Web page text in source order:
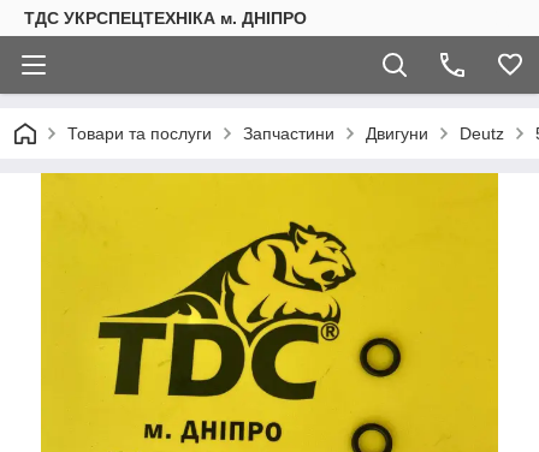
ТДС УКРСПЕЦТЕХНІКА м. ДНІПРО
Товари та послуги Запчастини Двигуни Deutz